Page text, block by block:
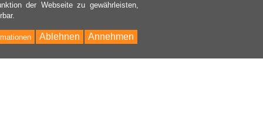
der Webseite zu gewährleisten,
Annehmen
Ablehnen